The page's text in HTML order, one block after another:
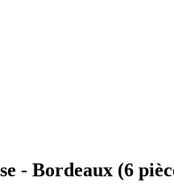
- Bordeaux (6